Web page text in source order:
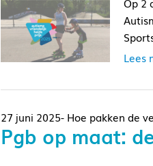
Lees
27 juni 2025- Hoe pakken de
Pgb op maat: